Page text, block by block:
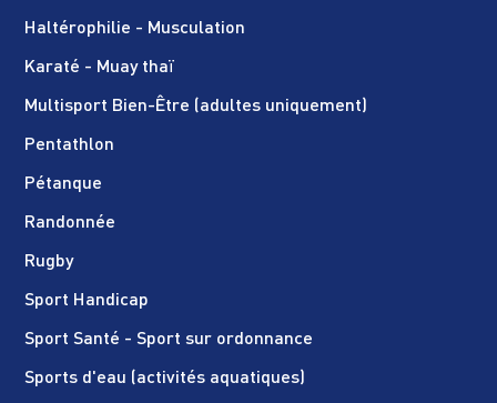
Haltérophilie - Musculation
Karaté - Muay thaï
Multisport Bien-Être (adultes uniquement)
Pentathlon
Pétanque
Randonnée
Rugby
Sport Handicap
Sport Santé - Sport sur ordonnance
Sports d'eau (activités aquatiques)